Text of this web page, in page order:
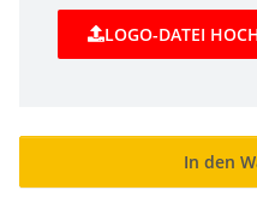
LOGO-DATEI
In den